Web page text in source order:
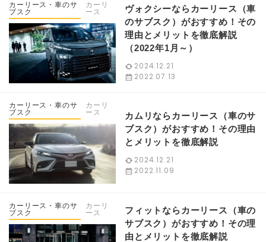
カーリース・車のサ
ブスク
カーリ
ース
ヴォクシーならカーリース（車
のサブスク）がおすすめ！その
理由とメリットを徹底解説
（2022年1月～）
2024.12.21
2022.07.13
カーリース・車のサ
ブスク
カーリ
ース
カムリならカーリース（車のサ
ブスク）がおすすめ！その理由
とメリットを徹底解説
2024.12.21
2022.11.09
カーリース・車のサ
ブスク
カーリ
ース
フィットならカーリース（車の
サブスク）がおすすめ！その理
由とメリットを徹底解説